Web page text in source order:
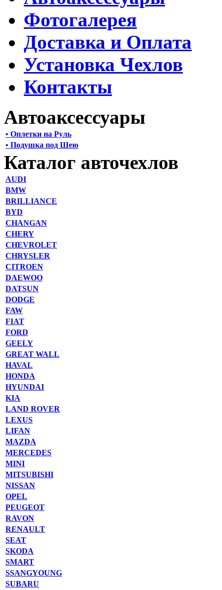
Фотогалерея
Доставка и Оплата
Установка Чехлов
Контакты
Автоаксессуары
• Оплетки на Руль
• Подушка под Шею
Каталог авточехлов
AUDI
BMW
BRILLIANCE
BYD
CHANGAN
CHERY
CHEVROLET
CHRYSLER
CITROEN
DAEWOO
DATSUN
DODGE
FAW
FIAT
FORD
GEELY
GREAT WALL
HAVAL
HONDA
HYUNDAI
KIA
LAND ROVER
LEXUS
LIFAN
MAZDA
MERCEDES
MINI
MITSUBISHI
NISSAN
OPEL
PEUGEOT
RAVON
RENAULT
SEAT
SKODA
SMART
SSANGYOUNG
SUBARU